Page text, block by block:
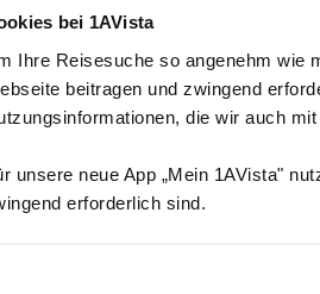
bei 1AVista
Ihre Reisesuche so angenehm wie
beitragen und zwingend
die wir auch
unsere neue App „Mein 1AVista"
erforderlich sind.
einlösen? Kein Problem! Melden
uns mit, auf welche Reise wir
ist nicht erforderlich.
ab 2026:
nicht übertragbar. Die
verfallen anschließend
ist nicht